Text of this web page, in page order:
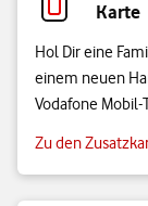
Karte
Hol Dir eine
einem neuen
Vodafone Mobil-
Zu den